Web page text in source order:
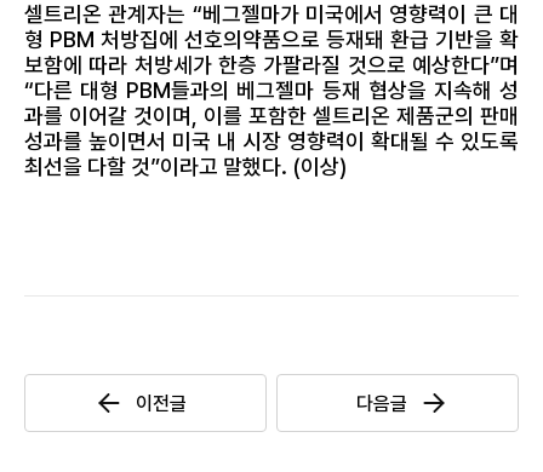
셀트리온 관계자는 “베그젤마가 미국에서 영향력이 큰 대
형 PBM 처방집에 선호의약품으로 등재돼 환급 기반을 확
보함에 따라 처방세가 한층 가팔라질 것으로 예상한다”며
“다른 대형 PBM들과의 베그젤마 등재 협상을 지속해 성
과를 이어갈 것이며, 이를 포함한 셀트리온 제품군의 판매
성과를 높이면서 미국 내 시장 영향력이 확대될 수 있도록
최선을 다할 것”이라고 말했다. (이상)